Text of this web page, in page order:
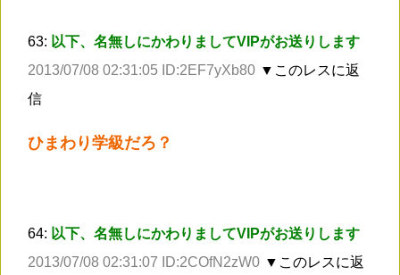
63: 以下、名無しにかわりましてVIPがお送りします
2013/07/08 02:31:05 ID:2EF7yXb80 ▼このレスに返
信
ひまわり学級だろ？
64: 以下、名無しにかわりましてVIPがお送りします
2013/07/08 02:31:07 ID:2COfN2zW0 ▼このレスに返